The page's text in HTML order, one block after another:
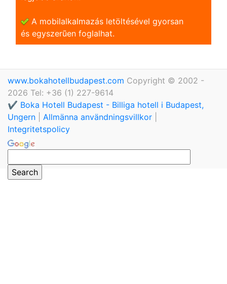
A mobilalkalmazás letöltésével gyorsan
és egyszerũen foglalhat.
www.bokahotellbudapest.com Copyright © 2002 -
2026 Tel: +36 (1) 227-9614
✔️ Boka Hotell Budapest - Billiga hotell i Budapest,
Ungern
Allmänna användningsvillkor
Integritetspolicy